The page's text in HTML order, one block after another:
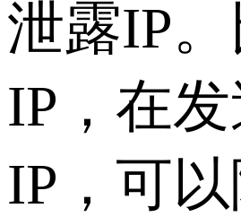
泄露IP
IP，在
IP，可